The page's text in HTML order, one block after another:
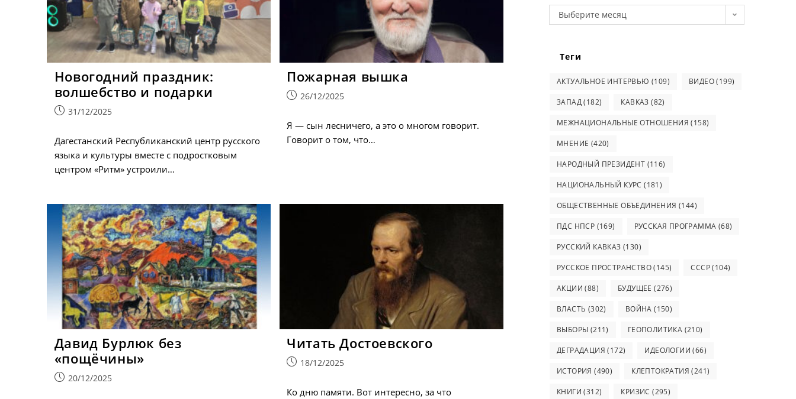
Новогодний праздник:
волшебство и подарки
Запись31/12/2025
Дагестанский Республиканский центр русского
языка и культуры вместе с подростковым
центром «Ритм» устроили…
Пожарная вышка
Запись26/12/2025
Я — сын лесничего, а это о многом говорит.
Говорит о том, что…
Давид Бурлюк без
«пощёчины»
Запись20/12/2025
Читать Достоевского
Запись18/12/2025
Ко дню памяти. Вот интересно, за что
Архив
Выберите месяц
Теги
АКТУАЛЬНОЕ ИНТЕРВЬЮ (109) ВИДЕО(199)
ЗАПАД(182) КАВКАЗ (82)
МЕЖНАЦИОНАЛЬНЫЕ ОТНОШЕНИЯ (158)
МНЕНИЕ (420)
НАРОДНЫЙ ПРЕЗИДЕНТ (116)
НАЦИОНАЛЬНЫЙ КУРС (181)
ОБЩЕСТВЕННЫЕ ОБЪЕДИНЕНИЯ (144)
ПДС НПСР (169) РУССКАЯ ПРОГРАММА (68)
РУССКИЙ КАВКАЗ (130)
РУССКОЕ ПРОСТРАНСТВО(145) СССР(104)
АКЦИИ (88) БУДУЩЕЕ (276)
ВЛАСТЬ (302) ВОЙНА (150)
ВЫБОРЫ (211) ГЕОПОЛИТИКА (210)
ДЕГРАДАЦИЯ (172) ИДЕОЛОГИИ (66)
ИСТОРИЯ (490) КЛЕПТОКРАТИЯ (241)
КНИГИ (312) КРИЗИС (295)